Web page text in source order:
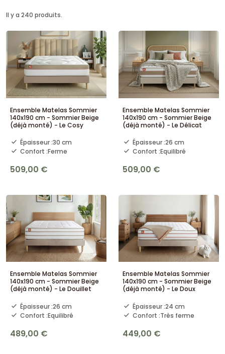
Il y a 240 produits.
Ensemble Matelas Sommier
140x190 cm - Sommier Beige
(déjà monté) - Le Cosy
Épaisseur :30 cm
Confort :Ferme
509,00 €
Ensemble Matelas Sommier
140x190 cm - Sommier Beige
(déjà monté) - Le Délicat
Épaisseur :26 cm
Confort :Equilibré
509,00 €
Ensemble Matelas Sommier
140x190 cm - Sommier Beige
(déjà monté) - Le Douillet
Épaisseur :26 cm
Confort :Equilibré
489,00 €
Ensemble Matelas Sommier
140x190 cm - Sommier Beige
(déjà monté) - Le Doux
Épaisseur :24 cm
Confort :Très ferme
449,00 €